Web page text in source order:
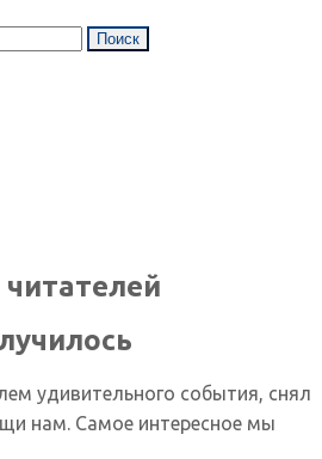
удивительного события, снял
нам. Самое интересное мы